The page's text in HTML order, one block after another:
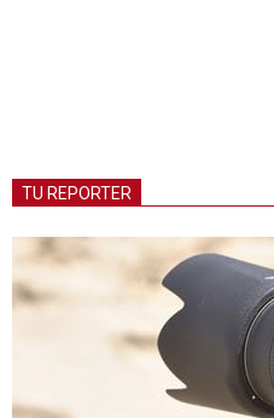
TU REPORTER